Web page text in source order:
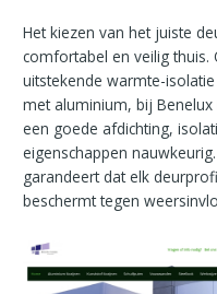
Het kiezen van het juiste
comfortabel en veilig
uitstekende warmte-
met aluminium, bij
een goede afdichting,
eigenschappen
garandeert dat elk
beschermt tegen